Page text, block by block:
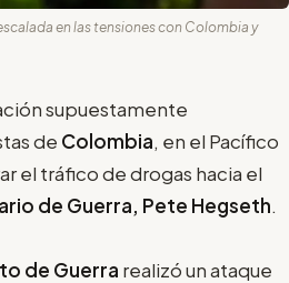
en las tensiones con Colombia y
supuestamente
de Colombia, en el Pacífico
el tráfico de drogas hacia el
de Guerra, Pete Hegseth.
de Guerra realizó un ataque